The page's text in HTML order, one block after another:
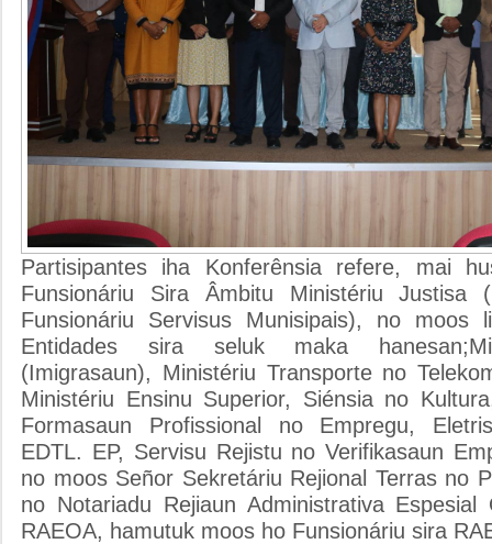
Partisipantes iha Konferênsia refere, mai
Funsionáriu Sira Âmbitu Ministériu Justisa
Funsionáriu Servisus Munisipais), no moos
Entidades sira seluk maka
(Imigrasaun), Ministériu Transporte no
Ministériu Ensinu Superior, Siénsia no
Formasaun Profissional no Empregu,
EDTL. EP, Servisu Rejistu no Verifikasaun
no moos Señor Sekretáriu Rejional Terras no
no Notariadu Rejiaun Administrativa Espesial
RAEOA, hamutuk moos ho Funsionáriu sira